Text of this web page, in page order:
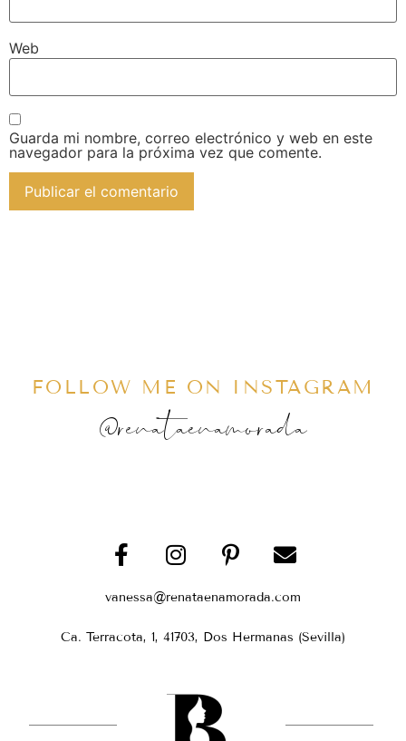
Web
Guarda mi nombre, correo electrónico y web en este
navegador para la próxima vez que comente.
FOLLOW ME ON INSTAGRAM
@renataenamorada
vanessa@renataenamorada.com
Ca. Terracota, 1, 41703, Dos Hermanas (Sevilla)